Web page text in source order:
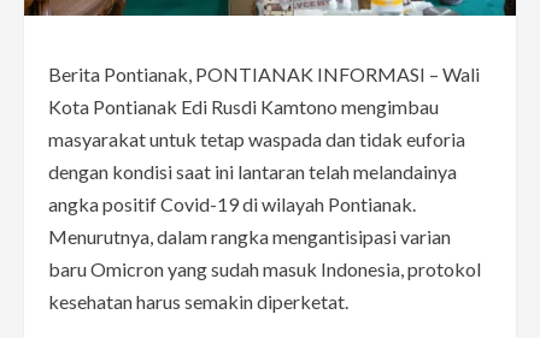
Berita Pontianak, PONTIANAK INFORMASI – Wali
Kota Pontianak Edi Rusdi Kamtono mengimbau
masyarakat untuk tetap waspada dan tidak euforia
dengan kondisi saat ini lantaran telah melandainya
angka positif Covid-19 di wilayah Pontianak.
Menurutnya, dalam rangka mengantisipasi varian
baru Omicron yang sudah masuk Indonesia, protokol
kesehatan harus semakin diperketat.